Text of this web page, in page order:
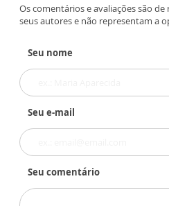
Os comentários e avaliações são
seus autores e não representam a
Seu nome
Seu e-mail
Seu comentário